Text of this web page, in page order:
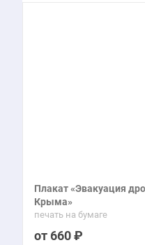
Плакат «Эвакуация
Крыма»
печать на бумаге
660